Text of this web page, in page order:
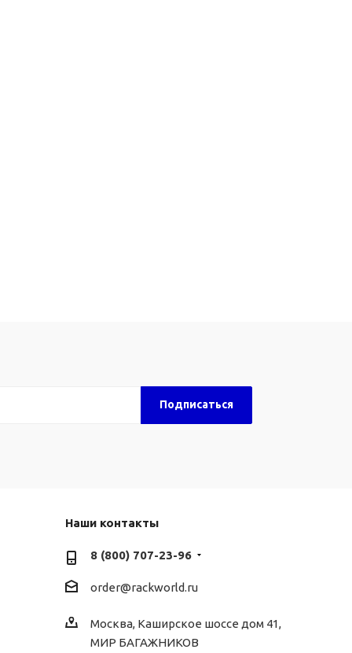
Наши контакты
8 (800) 707-23-96
order@rackworld.ru
Москва, Каширское шоссе дом 41,
МИР БАГАЖНИКОВ